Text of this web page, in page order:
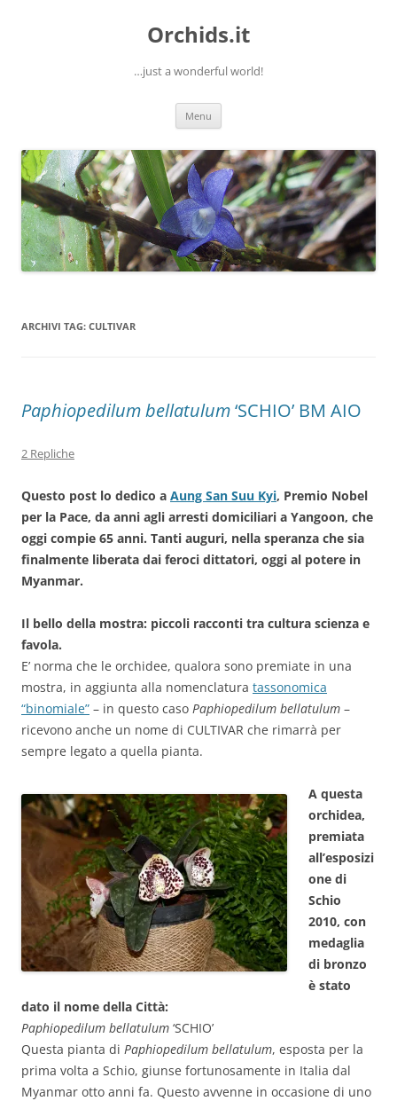
Orchids.it
…just a wonderful world!
Menu
ARCHIVI TAG: CULTIVAR
Paphiopedilum bellatulum‘SCHIO’ BM AIO
2 Repliche
Questo post lo dedico a Aung San Suu Kyi, Premio Nobel
per la Pace, da anni agli arresti domiciliari a Yangoon, che
oggi compie 65 anni. Tanti auguri, nella speranza che sia
finalmente liberata dai feroci dittatori, oggi al potere in
Myanmar.
Il bello della mostra: piccoli racconti tra cultura scienza e
favola.
E’ norma che le orchidee, qualora sono premiate in una
mostra, in aggiunta alla nomenclatura tassonomica
“binomiale” – in questo caso Paphiopedilum bellatulum –
ricevono anche un nome di CULTIVAR che rimarrà per
sempre legato a quella pianta.
A questa
orchidea,
premiata
all’esposizi
one di
Schio
2010, con
medaglia
di bronzo
è stato
dato il nome della Città:
Paphiopedilum bellatulum ‘SCHIO’
Questa pianta di Paphiopedilum bellatulum, esposta per la
prima volta a Schio, giunse fortunosamente in Italia dal
Myanmar otto anni fa. Questo avvenne in occasione di uno